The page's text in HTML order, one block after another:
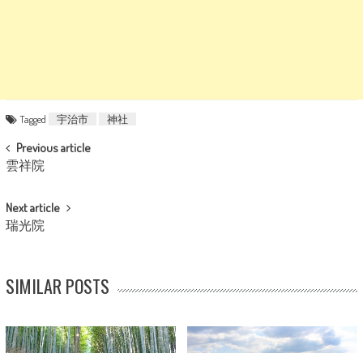
Tagged 宇治市 神社
POST NAVIGATION
Previous article
雲祥院
Next article
瑞光院
SIMILAR POSTS